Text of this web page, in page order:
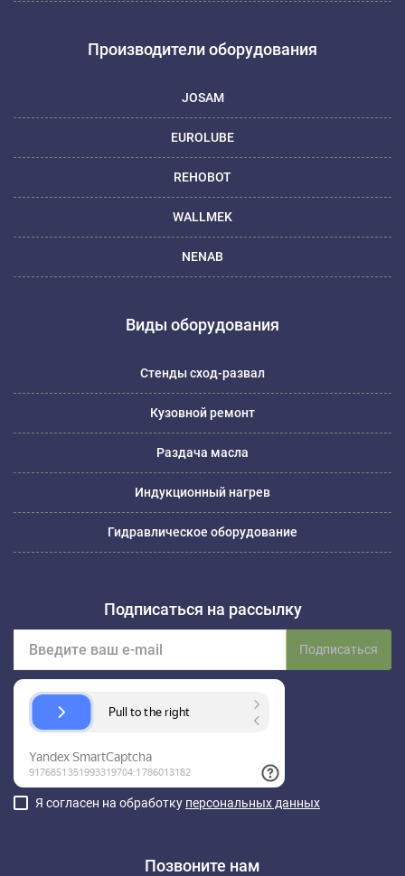
Производители оборудования
JOSAM
EUROLUBE
REHOBOT
WALLMEK
NENAB
Виды оборудования
Стенды сход-развал
Кузовной ремонт
Раздача масла
Индукционный нагрев
Гидравлическое оборудование
Подписаться на рассылку
Подписаться
Я согласен на обработку персональных данных
Позвоните нам